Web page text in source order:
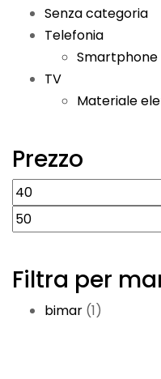
Senza categoria
Telefonia
Smartphone
TV
Materiale
Prezzo
Prezzo
Min
Filtra per
bimar (1)